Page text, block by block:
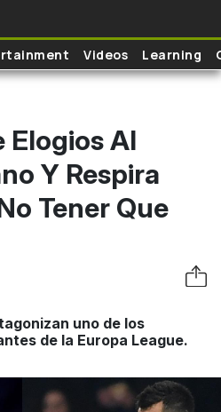
Videos Learning
Elogios Al
Y Respira
Tener Que
uno de los
de la Europa League.